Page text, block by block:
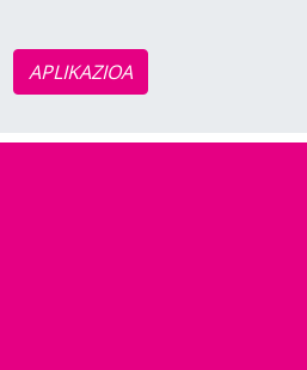
APLIKAZIOA